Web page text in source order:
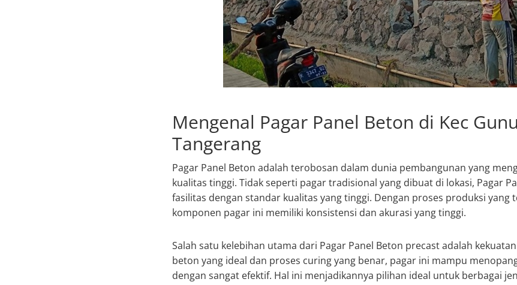
Mengenal Pagar Panel Beton di Kec
Tangerang
Pagar Panel Beton adalah terobosan dalam dunia pembangunan yang
kualitas tinggi. Tidak seperti pagar tradisional yang dibuat di lokasi, Pagar
fasilitas dengan standar kualitas yang tinggi. Dengan proses produksi yang
komponen pagar ini memiliki konsistensi dan akurasi yang tinggi.
Salah satu kelebihan utama dari Pagar Panel Beton precast adalah
beton yang ideal dan proses curing yang benar, pagar ini mampu
dengan sangat efektif. Hal ini menjadikannya pilihan ideal untuk berbagai